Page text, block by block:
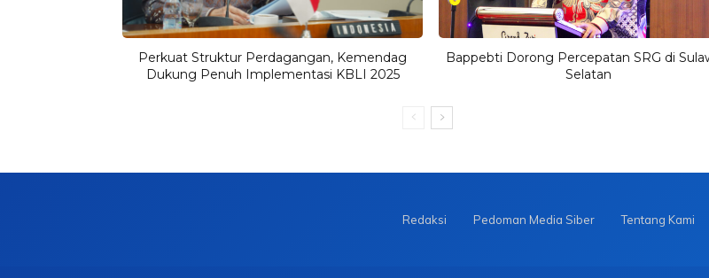
Perkuat Struktur Perdagangan, Kemendag
Dukung Penuh Implementasi KBLI 2025
Bappebti Dorong Percepatan SRG di
Selatan
Redaksi Pedoman Media Siber Tentang Kami